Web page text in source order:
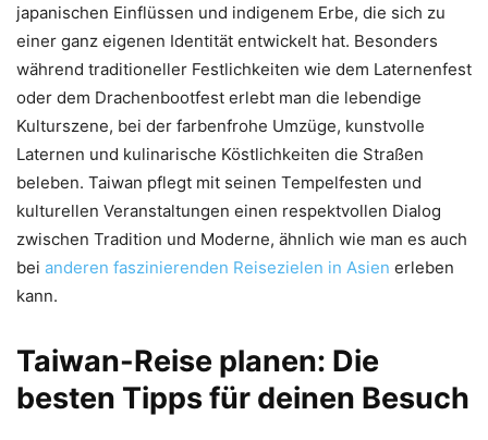
japanischen Einflüssen und indigenem Erbe, die sich zu
einer ganz eigenen Identität entwickelt hat. Besonders
während traditioneller Festlichkeiten wie dem Laternenfest
oder dem Drachenbootfest erlebt man die lebendige
Kulturszene, bei der farbenfrohe Umzüge, kunstvolle
Laternen und kulinarische Köstlichkeiten die Straßen
beleben. Taiwan pflegt mit seinen Tempelfesten und
kulturellen Veranstaltungen einen respektvollen Dialog
zwischen Tradition und Moderne, ähnlich wie man es auch
bei anderen faszinierenden Reisezielen in Asien erleben
kann.
Taiwan-Reise planen: Die
besten Tipps für deinen Besuch